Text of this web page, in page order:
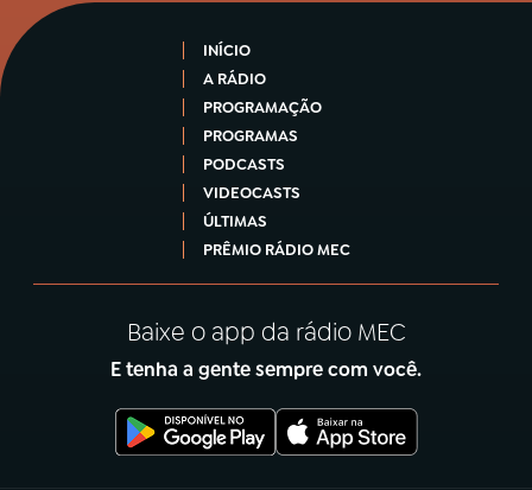
INÍCIO
A RÁDIO
PROGRAMAÇÃO
PROGRAMAS
PODCASTS
VIDEOCASTS
ÚLTIMAS
PRÊMIO RÁDIO MEC
Baixe o app da rádio MEC
E tenha a gente sempre com você.